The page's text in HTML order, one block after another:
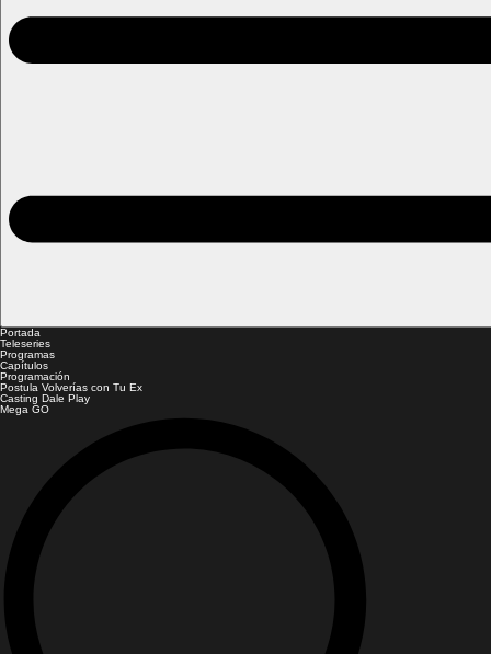
Portada
Teleseries
Programas
Capítulos
Programación
Postula Volverías con Tu Ex
Casting Dale Play
Mega GO